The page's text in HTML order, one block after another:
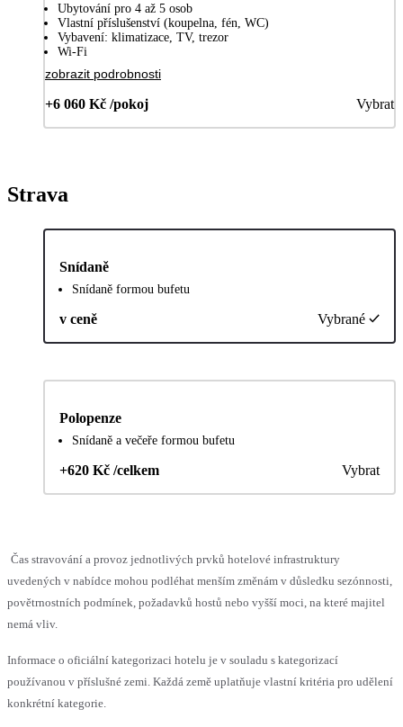
Ubytování pro 4 až 5 osob
Vlastní příslušenství (koupelna, fén, WC)
Vybavení: klimatizace, TV, trezor
Wi-Fi
zobrazit podrobnosti
+6 060 Kč /pokoj Vybrat
Strava
Snídaně
Snídaně formou bufetu
v ceně Vybrané
Polopenze
Snídaně a večeře formou bufetu
+620 Kč /celkem Vybrat
Čas stravování a provoz jednotlivých prvků hotelové infrastruktury
uvedených v nabídce mohou podléhat menším změnám v důsledku sezónnosti,
povětrnostních podmínek, požadavků hostů nebo vyšší moci, na které majitel
nemá vliv.
Informace o oficiální kategorizaci hotelu je v souladu s kategorizací
používanou v příslušné zemi. Každá země uplatňuje vlastní kritéria pro udělení
konkrétní kategorie.